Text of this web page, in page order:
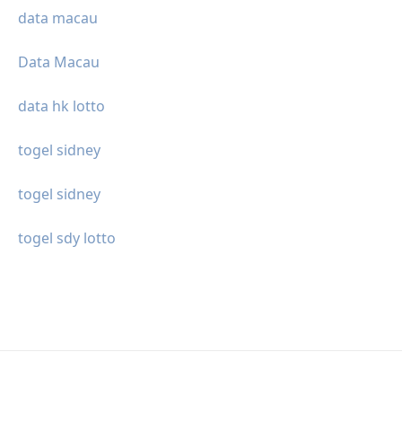
data macau
Data Macau
data hk lotto
togel sidney
togel sidney
togel sdy lotto